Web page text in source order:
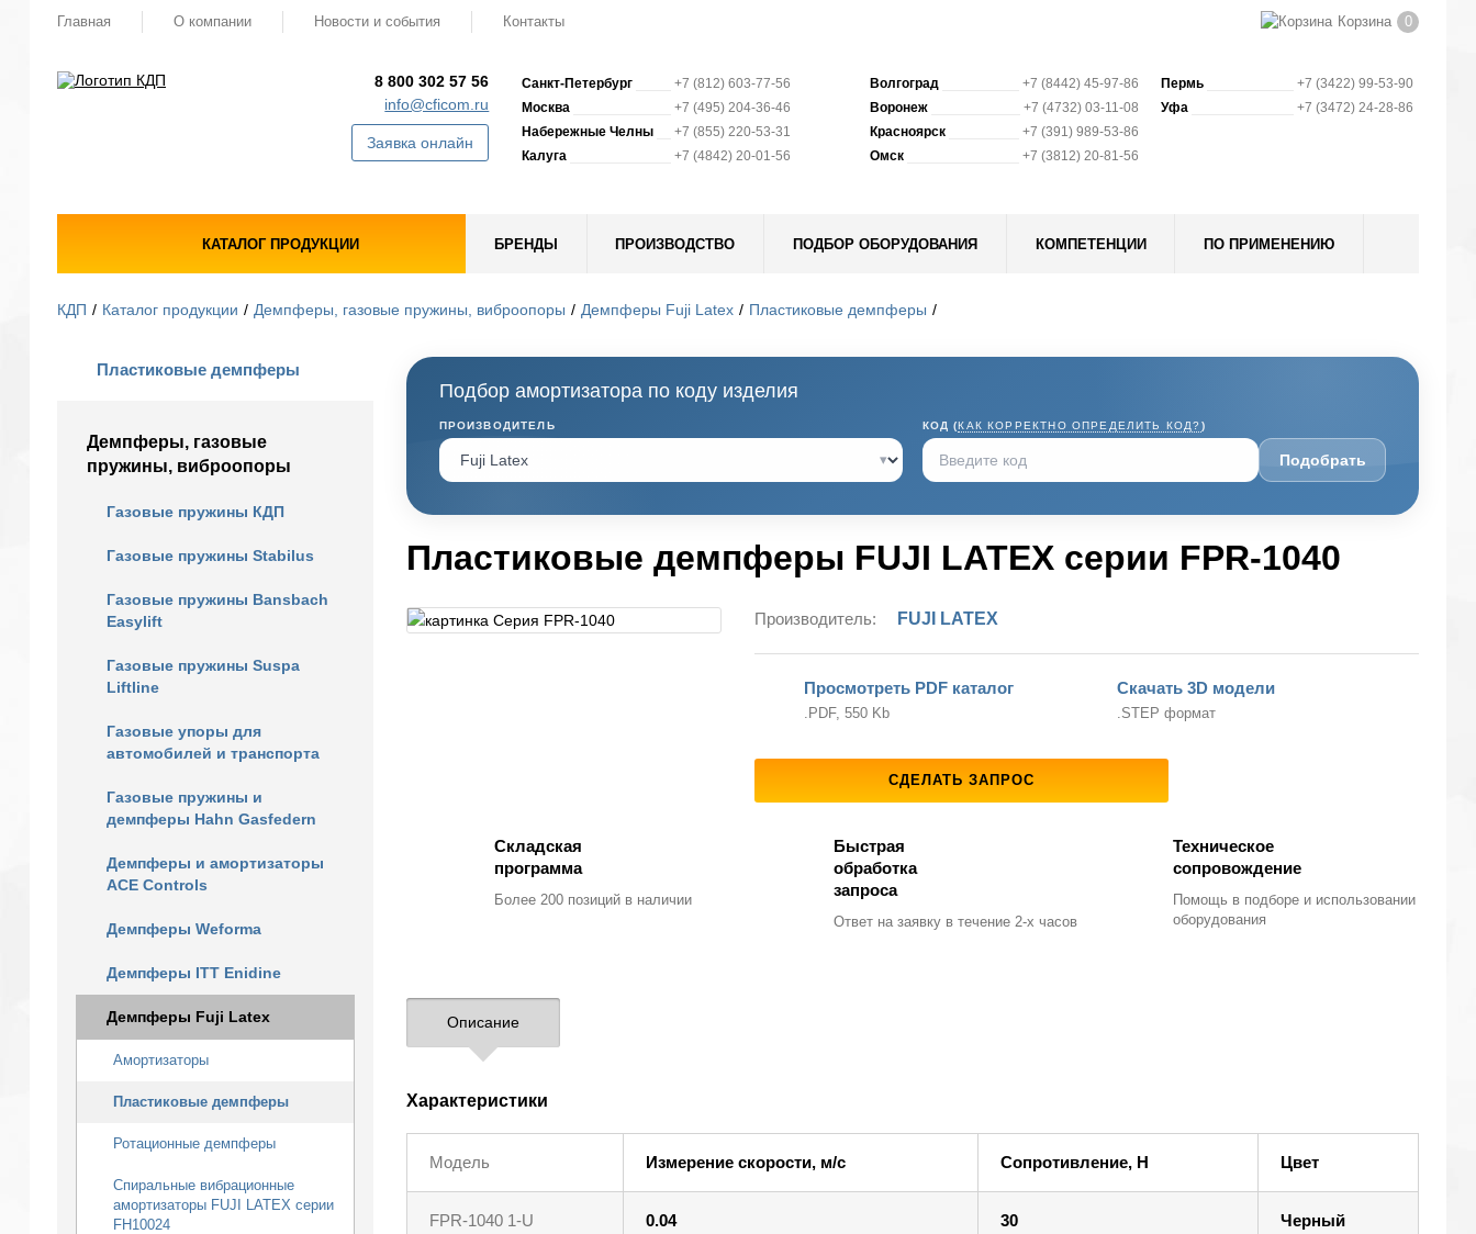
Главная О компании Новости и события Контакты Корзина 0
8 800 302 57 56
info@cficom.ru
Заявка онлайн
Санкт-Петербург
+7 (812) 603-77-56
Москва
+7 (495) 204-36-46
Набережные Челны
+7 (855) 220-53-31
Калуга
+7 (4842) 20-01-56
Волгоград
+7 (8442) 45-97-86
Воронеж
+7 (4732) 03-11-08
Красноярск
+7 (391) 989-53-86
Омск
+7 (3812) 20-81-56
Пермь
+7 (3422) 99-53-90
Уфа
+7 (3472) 24-28-86
КАТАЛОГ ПРОДУКЦИИ БРЕНДЫ ПРОИЗВОДСТВО ПОДБОР ОБОРУДОВАНИЯ КОМПЕТЕНЦИИ ПО ПРИМЕНЕНИЮ
КДП Каталог продукции Демпферы, газовые пружины, виброопоры Демпферы Fuji Latex Пластиковые демпферы
Пластиковые демпферы
Демпферы, газовые
пружины, виброопоры
Газовые пружины КДП
Газовые пружины Stabilus
Газовые пружины Bansbach
Easylift
Газовые пружины Suspa
Liftline
Газовые упоры для
автомобилей и транспорта
Газовые пружины и
демпферы Hahn Gasfedern
Демпферы и амортизаторы
ACE Controls
Демпферы Weforma
Демпферы ITT Enidine
Демпферы Fuji Latex
Амортизаторы
Пластиковые демпферы
Ротационные демпферы
Спиральные вибрационные
амортизаторы FUJI LATEX серии
FH10024
Подбор амортизатора по коду изделия
ПРОИЗВОДИТЕЛЬ
▾
КОД (КАК КОРРЕКТНО ОПРЕДЕЛИТЬ КОД? )
Подобрать
Пластиковые демпферы FUJI LATEX серии FPR-1040
Производитель: FUJI LATEX
Просмотреть PDF каталог
.PDF, 550 Kb
Скачать 3D модели
.STEP формат
СДЕЛАТЬ ЗАПРОС
Складская
программа
Более 200 позицийв наличии
Быстрая
обработка
запроса
Ответ на заявкув течение 2-х часов
Техническое
сопровождение
Помощь в подбореи использовании
оборудования
Описание
Характеристики
Модель Измерение скорости, м/с Сопротивление, Н Цвет
FPR-1040 1-U 0.04 30 Черный